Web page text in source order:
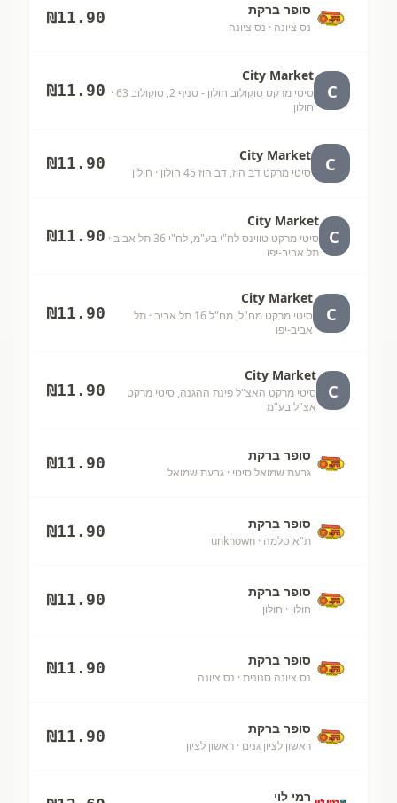
סופר ברקת
נס ציונה · נס ציונה
₪11.90
C
City Market
סיטי מרקט סוקולוב חולון - סניף 2, סוקולוב 63
·
חולון
₪11.90
C
City Market
סיטי מרקט דב הוז, דב הוז 45 חולון · חולון
₪11.90
C
City Market
סיטי מרקט טווינס לח"י בע"מ, לח"י 36 תל אביב
·
תל אביב-יפו
₪11.90
C
City Market
סיטי מרקט מח"ל, מח"ל 16 תל אביב
· תל
אביב-יפו
₪11.90
C
City Market
סיטי מרקט האצ"ל פינת ההגנה, סיטי מרקט
אצ"ל בע"מ
₪11.90
סופר ברקת
גבעת שמואל סיטי · גבעת שמואל
₪11.90
סופר ברקת
ת"א סלמה · unknown
₪11.90
סופר ברקת
חולון · חולון
₪11.90
סופר ברקת
נס ציונה סנונית · נס ציונה
₪11.90
סופר ברקת
ראשון לציון גנים · ראשון לציון
₪11.90
רמי לוי